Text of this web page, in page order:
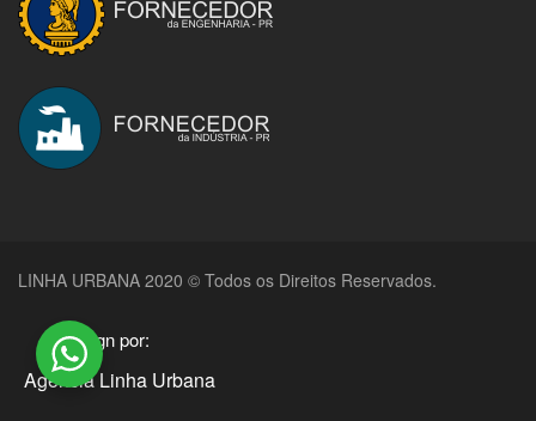
LINHA URBANA 2020 © Todos os Direitos Reservados.
Design por:
Agência Linha Urbana